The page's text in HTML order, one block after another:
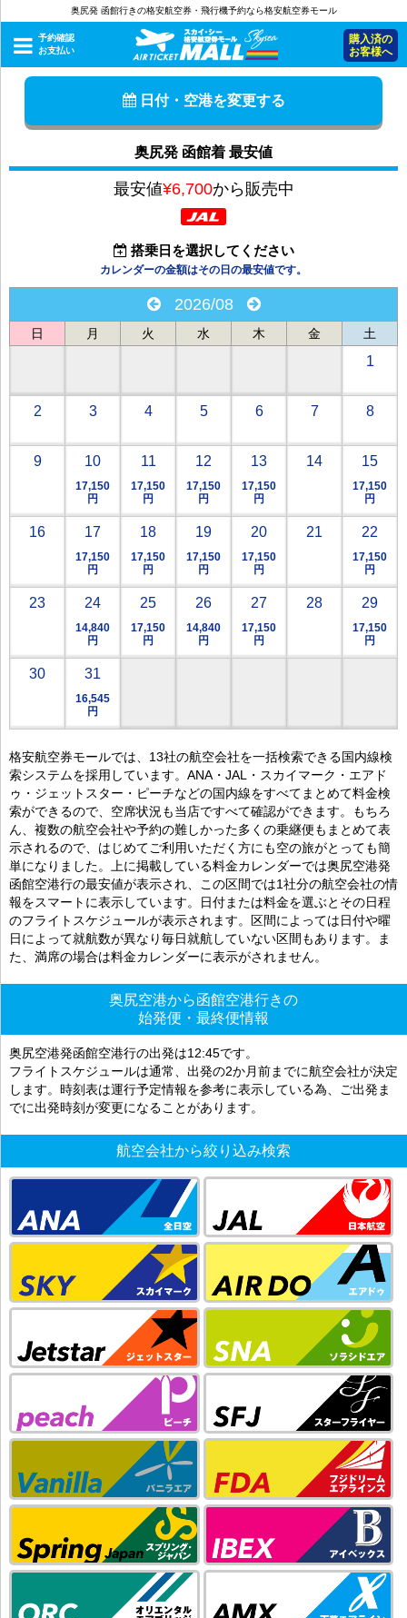
奥尻発 函館行きの格安航空券・飛行機予約なら格安航空券モール
予約確認
お支払い
購入済の
お客様へ
日付・空港を変更する
奥尻発 函館着 最安値
最安値¥6,700から販売中
搭乗日を選択してください
カレンダーの金額はその日の最安値です。
2026/08
日 月 火 水 木 金 土
1
2 3 4 5 6 7 8
9 10
17,150
円
11
17,150
円
12
17,150
円
13
17,150
円
14 15
17,150
円
16 17
17,150
円
18
17,150
円
19
17,150
円
20
17,150
円
21 22
17,150
円
23 24
14,840
円
25
17,150
円
26
14,840
円
27
17,150
円
28 29
17,150
円
30 31
16,545
円
格安航空券モールでは、13社の航空会社を一括検索できる国内線検
索システムを採用しています。ANA・JAL・スカイマーク・エアド
ゥ・ジェットスター・ピーチなどの国内線をすべてまとめて料金検
索ができるので、空席状況も当店ですべて確認ができます。もちろ
ん、複数の航空会社や予約の難しかった多くの乗継便もまとめて表
示されるので、はじめてご利用いただく方にも空の旅がとっても簡
単になりました。上に掲載している料金カレンダーでは奥尻空港発
函館空港行の最安値が表示され、この区間では1社分の航空会社の情
報をスマートに表示しています。日付または料金を選ぶとその日程
のフライトスケジュールが表示されます。区間によっては日付や曜
日によって就航数が異なり毎日就航していない区間もあります。ま
た、満席の場合は料金カレンダーに表示がされません。
奥尻空港から函館空港行きの
始発便・最終便情報
奥尻空港発函館空港行の出発は12:45です。
フライトスケジュールは通常、出発の2か月前までに航空会社が決定
します。時刻表は運行予定情報を参考に表示している為、ご出発ま
でに出発時刻が変更になることがあります。
航空会社から絞り込み検索